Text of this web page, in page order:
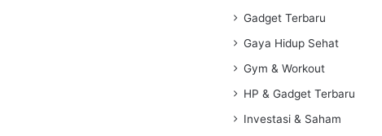
Gadget Terbaru
Gaya Hidup Sehat
Gym & Workout
HP & Gadget Terbaru
Investasi & Saham